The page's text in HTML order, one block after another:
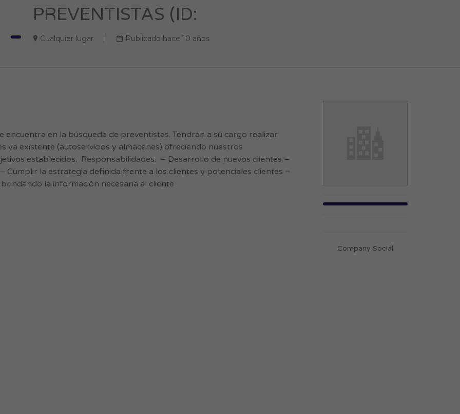
PREVENTISTAS (ID:
Cualquier lugar Publicado hace 10 años
en la búsqueda de preventistas. Tendrán a su cargo realizar
ya existente (autoservicios y almacenes) ofreciendo nuestros
establecidos. Responsabilidades: – Desarrollo de nuevos clientes –
Cumplir la estrategia definida frente a los clientes y potenciales clientes –
brindando la información necesaria al cliente
Company Social